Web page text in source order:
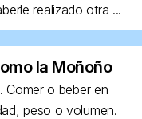
realizado otra ...
la Moñoño
Comer o beber en
peso o volumen.